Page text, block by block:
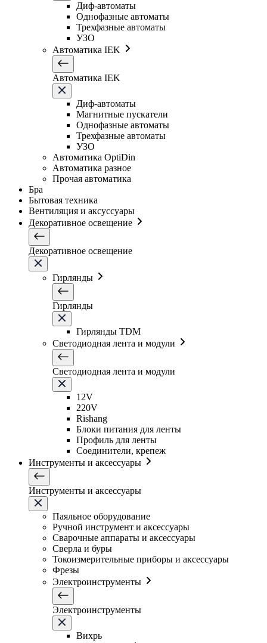
Диф-автоматы
Однофазные автоматы
Трехфазные автоматы
УЗО
Автоматика IEK
Автоматика IEK
Диф-автоматы
Магнитные пускатели
Однофазные автоматы
Трехфазные автоматы
УЗО
Автоматика OptiDin
Автоматика разное
Прочая автоматика
Бра
Бытовая техника
Вентиляция и аксуссуары
Декоративное освещение
Декоративное освещение
Гирлянды
Гирлянды
Гирлянды TDM
Светодиодная лента и модули
Светодиодная лента и модули
12V
220V
Rishang
Блоки питания для ленты
Профиль для ленты
Соединители, крепеж
Инструменты и аксессуары
Инструменты и аксессуары
Паяльное оборудование
Ручной инструмент и аксессуары
Сварочные аппараты и аксессуары
Сверла и буры
Токоизмерительные приборы и аксессуары
Фрезы
Электроинструменты
Электроинструменты
Вихрь